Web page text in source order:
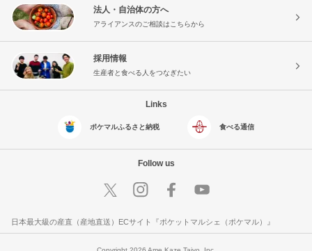
法人・自治体の方へ
アライアンスのご相談はこちらから
採用情報
生産者と食べる人をつなぎたい
Links
ポケマルふるさと納税 食べる通信
Follow us
日本最大級の産直（産地直送）ECサイト『ポケットマルシェ（ポケマル）』